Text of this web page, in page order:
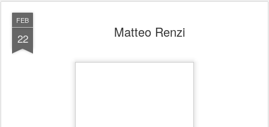
FEB
22 Matteo Renzi